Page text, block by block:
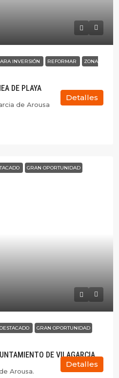
INVERSIÓN REFORMAR
ZONA
DE PLAYA
de Arousa
Detalles
GRAN OPORTUNIDAD
DESTACADO
GRAN OPORTUNIDAD
DE VILAGARCIA
Arousa.
Detalles